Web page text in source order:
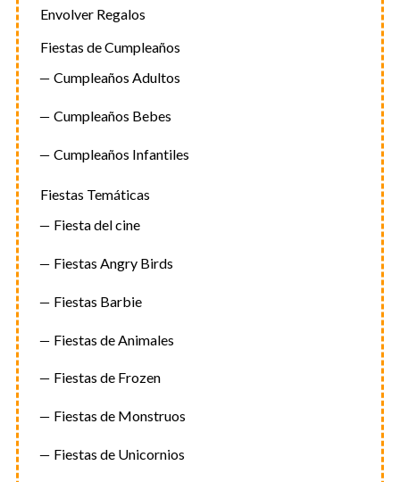
Envolver Regalos
Fiestas de Cumpleaños
Cumpleaños Adultos
Cumpleaños Bebes
Cumpleaños Infantiles
Fiestas Temáticas
Fiesta del cine
Fiestas Angry Birds
Fiestas Barbie
Fiestas de Animales
Fiestas de Frozen
Fiestas de Monstruos
Fiestas de Unicornios